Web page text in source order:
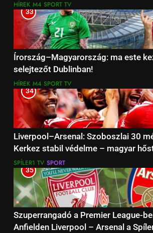
HÍREK M4 SPORT TV
33
Írország–Magyarország: ma este
selejtezőt Dublinban!
HÍREK M4 SPORT TV
34
Liverpool–Arsenal: Szoboszlai 30
Kerkez stabil védelme – magyar
Anfieldről (+videó)
SPÍLER1 TV SPORT
35
Szuperrangadó a Premier League-
Anfielden Liverpool – Arsenal a